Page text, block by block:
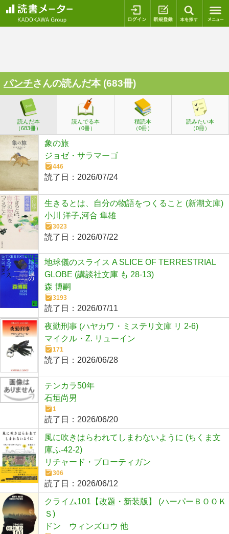
ログイン 新規登録
パンチさんの読んだ本 (683冊)
読んだ本
（683冊）
読んでる本
（0冊）
積読本
（0冊）
読みたい本
（0冊）
象の旅
ジョゼ・サラマーゴ
446
読了日： 2026/07/24
生きるとは、自分の物語をつくること (新潮文庫)
小川 洋子,河合 隼雄
3023
読了日： 2026/07/22
地球儀のスライス A SLICE OF TERRESTRIAL
GLOBE (講談社文庫 も 28-13)
森 博嗣
3193
読了日： 2026/07/11
夜勤刑事 (ハヤカワ・ミステリ文庫 リ 2-6)
マイクル・Z. リューイン
171
読了日： 2026/06/28
テンカラ50年
石垣尚男
1
読了日： 2026/06/20
風に吹きはらわれてしまわないように (ちくま文
庫ふ-42-2)
リチャード・ブローティガン
306
読了日： 2026/06/12
クライム101【改題・新装版】 (ハーパーＢＯＯＫ
Ｓ)
ドン ウィンズロウ 他